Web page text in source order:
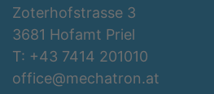
Zoterhofstrasse 3
3681 Hofamt Priel
T: +43 7414 201010
office@mechatron.at